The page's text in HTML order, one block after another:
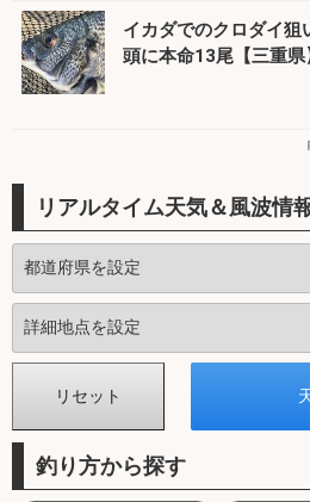
イカダでのクロダイ
頭に本命13尾【三重県
リアルタイム天気＆風波情
釣り方から探す